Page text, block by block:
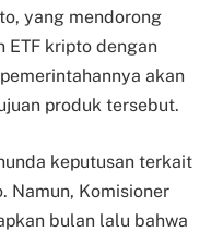
yang mendorong
ETF kripto dengan
akan
produk tersebut.
keputusan terkait
Namun, Komisioner
bulan lalu bahwa